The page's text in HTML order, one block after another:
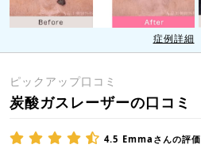
症例詳細
ピックアップ口コミ
炭酸ガスレーザーの口コミ
4.5 Emmaさんの評価